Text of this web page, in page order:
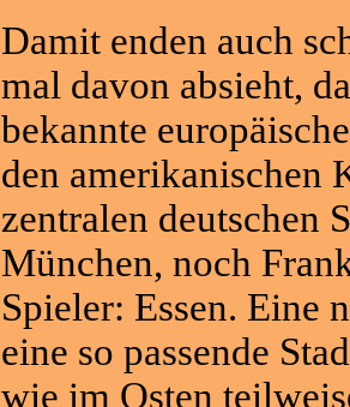
Damit enden auch
mal davon absieht,
bekannte
den amerikanischen
zentralen deutschen
München, noch
Spieler: Essen. Eine
eine so passende
wie im Osten